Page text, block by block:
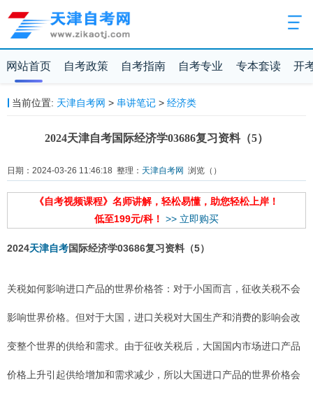
网站首页 自考政策 自考指南 自考专业 专本套读 开
当前位置: 天津自考网 > 串讲笔记> 经济类
2024天津自考国际经济学03686复习资料（5）
日期：2024-03-26 11:46:18 整理： 天津自考网 浏览（ ）
《自考视频课程》名师讲解，轻松易懂，助您轻松上岸！
低至199元/科！ >> 立即购买
2024天津自考国际经济学03686复习资料（5）
关税如何影响进口产品的世界价格答：对于小国而言，征收关税不会
影响世界价格。但对于大国，进口关税对大国生产和消费的影响会改
变整个世界的供给和需求。由于征收关税后，大国国内市场进口产品
价格上升引起供给增加和需求减少，所以大国进口产品的世界价格会